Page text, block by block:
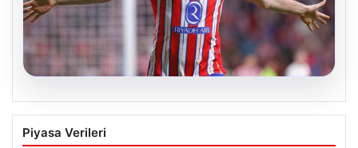
Sörloth Transfer Yarışında Fenerbahçe
ve Beşiktaş Mücadelesi
Piyasa Verileri